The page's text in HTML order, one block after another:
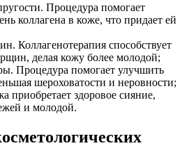
Процедура помогает
коллагена в коже, что придает ей
Коллагенотерапия способствует
делая кожу более молодой;
Процедура помогает улучшить
шероховатости и неровности;
здоровое сияние,
и молодой.